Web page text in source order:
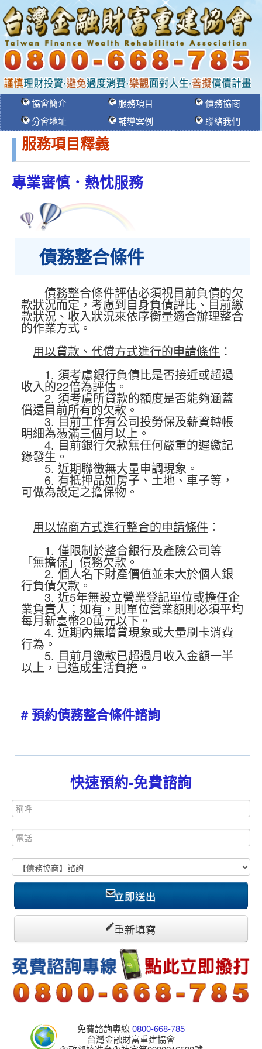
協會簡介 服務項目
債務協商
分會地址
輔導案例 聯絡我們
服務項目釋義
專業審慎．熱忱服務
債務整合條件
債務整合條件評估必須視目前負債的欠
款狀況而定，考慮到自身負債評比、目前繳
款狀況、收入狀況來依序衡量適合辦理整合
的作業方式。
用以貸款、代償方式進行的申請條件 ：
1. 須考慮銀行負債比是否接近或超過
收入的22倍為評估。
2. 須考慮所貸款的額度是否能夠涵蓋
償還目前所有的欠款。
3. 目前工作有公司投勞保及薪資轉帳
明細為憑滿三個月以上。
4. 目前銀行欠款無任何嚴重的遲繳記
錄發生。
5. 近期聯徵無大量申調現象。
6. 有抵押品如房子、土地、車子等，
可做為設定之擔保物。
用以協商方式進行整合的申請條件 ：
1. 僅限制於整合銀行及產險公司等
「無擔保」債務欠款。
2. 個人名下財產價值並未大於個人銀
行負債欠款。
3. 近5年無設立營業登記單位或擔任企
業負責人；如有，則單位營業額則必須平均
每月新臺幣20萬元以下。
4. 近期內無增貸現象或大量刷卡消費
行為。
5. 目前月繳款已超過月收入金額一半
以上，已造成生活負擔。
#預約債務整合條件諮詢
快速預約-免費諮詢
立即送出
重新填寫
免費諮詢專線 0800-668-785
台灣金融財富重建協會